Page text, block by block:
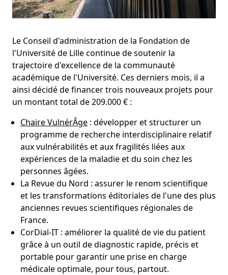
Le Conseil d'administration de la Fondation de
l'Université de Lille continue de soutenir la
trajectoire d'excellence de la communauté
académique de l'Université. Ces derniers mois, il a
ainsi décidé de financer trois nouveaux projets pour
un montant total de 209.000 € :
Chaire VulnérÂge : développer et structurer un
programme de recherche interdisciplinaire relatif
aux vulnérabilités et aux fragilités liées aux
expériences de la maladie et du soin chez les
personnes âgées.
La Revue du Nord : assurer le renom scientifique
et les transformations éditoriales de l'une des plus
anciennes revues scientifiques régionales de
France.
CorDial-IT : améliorer la qualité de vie du patient
grâce à un outil de diagnostic rapide, précis et
portable pour garantir une prise en charge
médicale optimale, pour tous, partout.